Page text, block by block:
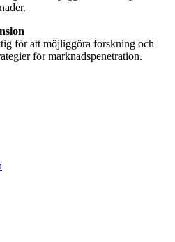
för att möjliggöra forskning och
för marknadspenetration.